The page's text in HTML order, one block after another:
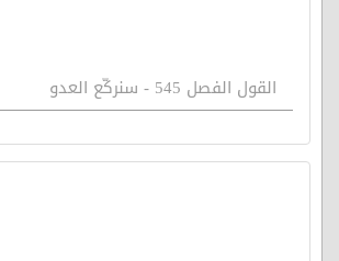
القول الفصل 545 - سنركّع العدو